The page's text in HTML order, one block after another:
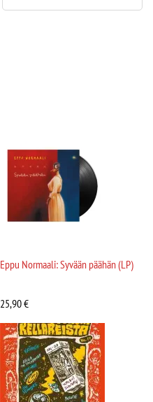
Eppu Normaali: Syvään päähän (LP)
25,90€